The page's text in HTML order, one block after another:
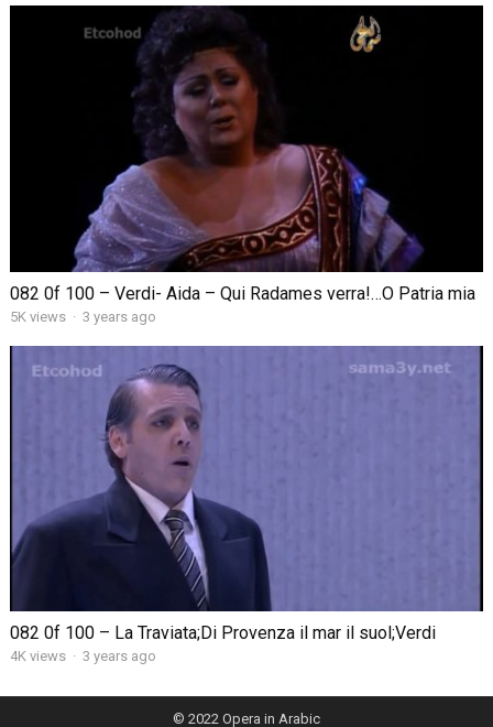
082 0f 100 – Verdi- Aida – Qui Radames verra!…O Patria mia
5K views · 3 years ago
082 0f 100 – La Traviata;Di Provenza il mar il suol;Verdi
4K views · 3 years ago
© 2022 Opera in Arabic